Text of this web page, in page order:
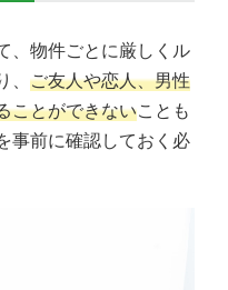
、物件ごとに厳しくル
ご友人や恋人、男性
ことができないことも
事前に確認しておく必